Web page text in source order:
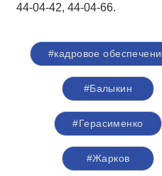
44-04-42, 44-04-66.
#кадровое
#Балыкин
#Герасименко
#Жарков